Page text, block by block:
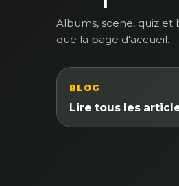
Albums, scene, quiz
que la page d'accueil.
BLOG
Lire tous les